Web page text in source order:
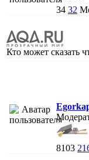
34 32
Кто может сказать
8103